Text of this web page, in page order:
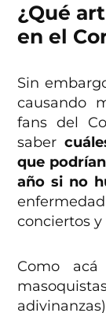
¿Qué
en el
Sin
causando
fans del
saber
que
año si no
conciertos
Como